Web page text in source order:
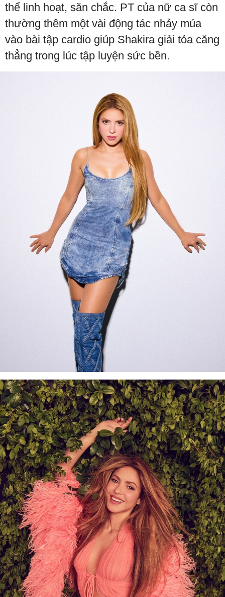
thể linh hoạt, săn chắc. PT của nữ ca sĩ còn
thường thêm một vài động tác nhảy múa
vào bài tập cardio giúp Shakira giải tỏa căng
thẳng trong lúc tập luyện sức bền.